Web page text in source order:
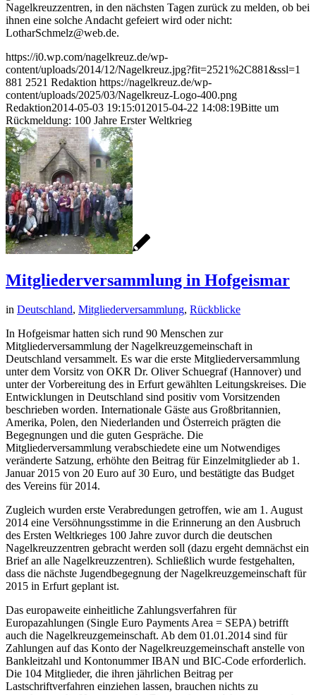
Nagelkreuzzentren, in den nächsten Tagen zurück zu melden, ob bei
ihnen eine solche Andacht gefeiert wird oder nicht:
LotharSchmelz@web.de.
https://i0.wp.com/nagelkreuz.de/wp-
content/uploads/2014/12/Nagelkreuz.jpg?fit=2521%2C881&ssl=1
881 2521 Redaktion https://nagelkreuz.de/wp-
content/uploads/2025/03/Nagelkreuz-Logo-400.png
Redaktion2014-05-03 19:15:01 2015-04-22 14:08:19Bitte um
Rückmeldung: 100 Jahre Erster Weltkrieg
Mitgliederversammlung in Hofgeismar
in Deutschland, Mitgliederversammlung, Rückblicke
In Hofgeismar hatten sich rund 90 Menschen zur
Mitgliederversammlung der Nagelkreuzgemeinschaft in
Deutschland versammelt. Es war die erste Mitgliederversammlung
unter dem Vorsitz von OKR Dr. Oliver Schuegraf (Hannover) und
unter der Vorbereitung des in Erfurt gewählten Leitungskreises. Die
Entwicklungen in Deutschland sind positiv vom Vorsitzenden
beschrieben worden. Internationale Gäste aus Großbritannien,
Amerika, Polen, den Niederlanden und Österreich prägten die
Begegnungen und die guten Gespräche. Die
Mitgliederversammlung verabschiedete eine um Notwendiges
veränderte Satzung, erhöhte den Beitrag für Einzelmitglieder ab 1.
Januar 2015 von 20 Euro auf 30 Euro, und bestätigte das Budget
des Vereins für 2014.
Zugleich wurden erste Verabredungen getroffen, wie am 1. August
2014 eine Versöhnungsstimme in die Erinnerung an den Ausbruch
des Ersten Weltkrieges 100 Jahre zuvor durch die deutschen
Nagelkreuzzentren gebracht werden soll (dazu ergeht demnächst ein
Brief an alle Nagelkreuzzentren). Schließlich wurde festgehalten,
dass die nächste Jugendbegegnung der Nagelkreuzgemeinschaft für
2015 in Erfurt geplant ist.
Das europaweite einheitliche Zahlungsverfahren für
Europazahlungen (Single Euro Payments Area = SEPA) betrifft
auch die Nagelkreuzgemeinschaft. Ab dem 01.01.2014 sind für
Zahlungen auf das Konto der Nagelkreuzgemeinschaft anstelle von
Bankleitzahl und Kontonummer IBAN und BIC-Code erforderlich.
Die 104 Mitglieder, die ihren jährlichen Beitrag per
Lastschriftverfahren einziehen lassen, brauchen nichts zu